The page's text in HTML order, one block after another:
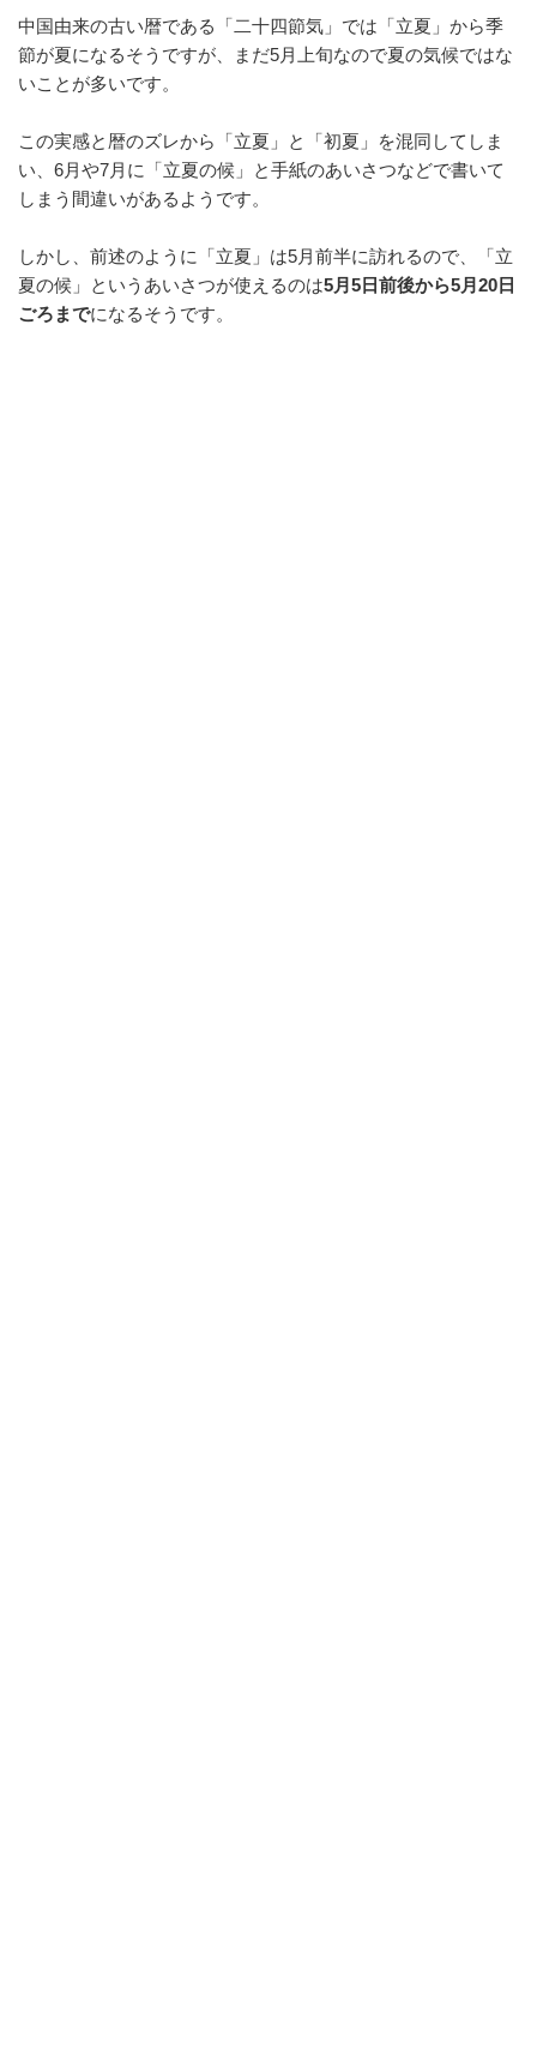
中国由来の古い暦である「二十四節気」では「立夏」から季
節が夏になるそうですが、まだ5月上旬なので夏の気候ではな
いことが多いです。
この実感と暦のズレから「立夏」と「初夏」を混同してしま
い、6月や7月に「立夏の候」と手紙のあいさつなどで書いて
しまう間違いがあるようです。
しかし、前述のように「立夏」は5月前半に訪れるので、「立
夏の候」というあいさつが使えるのは5月5日前後から5月20日
ごろまでになるそうです。